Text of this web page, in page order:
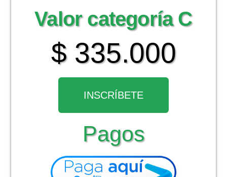
Valor categoría C
$ 335.000
INSCRÍBETE
Pagos